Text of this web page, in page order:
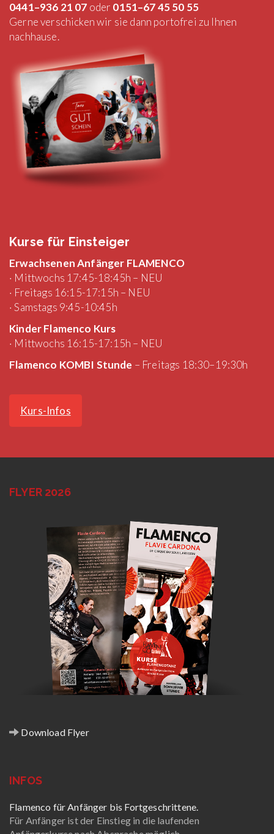
0441–936 21 07 oder 0151–67 45 50 55
Gerne verschicken wir sie dann portofrei zu Ihnen
nachhause.
Kurse für Einsteiger
Erwachsenen Anfänger FLAMENCO
· Mittwochs 17:45-18:45h – NEU
· Freitags 16:15-17:15h – NEU
· Samstags 9:45-10:45h
Kinder Flamenco Kurs
· Mittwochs 16:15-17:15h – NEU
Flamenco KOMBI Stunde – Freitags 18:30–19:30h
Kurs-Infos
FLYER 2026
Download Flyer
INFOS
Flamenco für Anfänger bis Fortgeschrittene.
Für Anfänger ist der Einstieg in die laufenden